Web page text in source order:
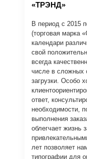
«ТРЭНД»
В период с 2015
(торговая марка
календари
свой
всегда
числе в сложных
загрузки. Особо
ответ,
необходимости,
выполнения
облегчает жизнь
лет позволяет
типографии для